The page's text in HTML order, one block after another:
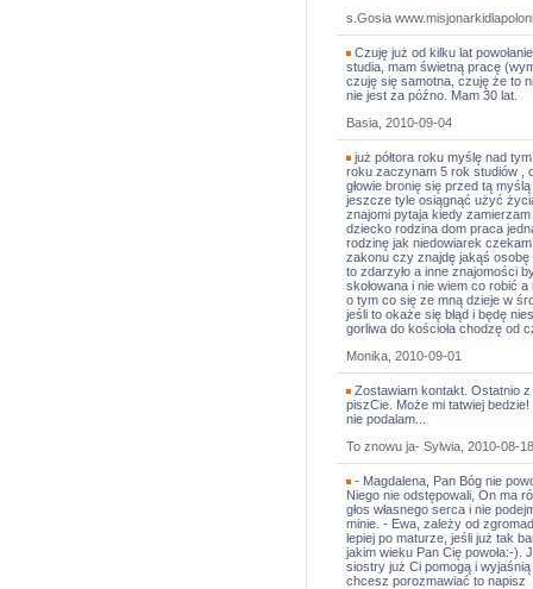
s.Gosia
Czuję już od kilku lat
studia, mam świetną pracę
czuję się samotna, czuję że to
nie jest za późno. Mam 30 lat.
Basia, 2010-09-04
już półtora roku myślę nad
roku zaczynam 5 rok studiów ,
głowie bronię się przed tą
jeszcze tyle osiągnąć użyć
znajomi pytaja kiedy
dziecko rodzina dom praca
rodzinę jak niedowiarek
zakonu czy znajdę jakąś
to zdarzyło a inne znajomości
skołowana i nie wiem co robić a
o tym co się ze mną dzieje w
jeśli to okaże się błąd i będę
gorliwa do kościoła chodzę od
Monika, 2010-09-01
Zostawiam kontakt. Ostatnio
piszCie. Może mi tatwiej
nie podalam...
To znowu ja- Sylwia, 2010-08-18
- Magdalena, Pan Bóg nie
Niego nie odstępowali, On ma
głos własnego serca i nie
minie. - Ewa, zależy od
lepiej po maturze, jeśli już tak
jakim wieku Pan Cię powoła:-
siostry już Ci pomogą i
chcesz porozmawiać to napisz